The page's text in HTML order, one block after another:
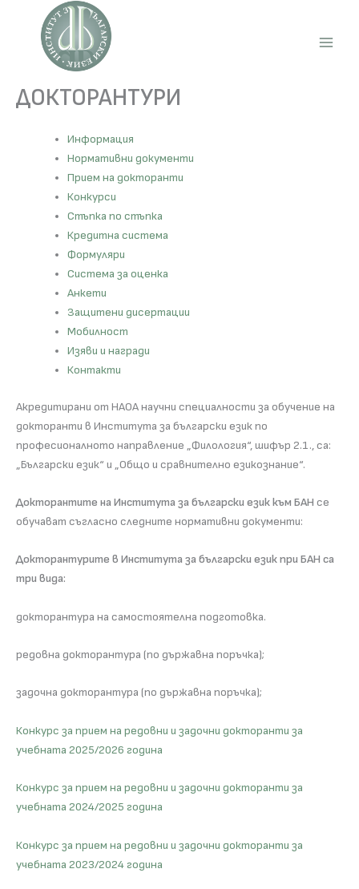
content
ДОКТОРАНТУРИ
Информация
Нормативни документи
Прием на докторанти
Конкурси
Стъпка по стъпка
Кредитна система
Формуляри
Система за оценка
Анкети
Защитени дисертации
Мобилност
Изяви и награди
Контакти
Акредитирани от НАОА научни специалности за обучение на
докторанти в Института за български език по
професионалното направление „Филология“, шифър 2.1., са:
„Български език“ и „Общо и сравнително езикознание“.
Докторантите на Института за български език към БАН се
обучават съгласно следните нормативни документи:
Докторантурите в Института за български език при БАН са
три вида:
докторантура на самостоятелна подготовка.
редовна докторантура (по държавна поръчка);
задочна докторантура (по държавна поръчка);
Конкурс за прием на редовни и задочни докторанти за
учебната 2025/2026 година
Конкурс за прием на редовни и задочни докторанти за
учебната 2024/2025 година
Конкурс за прием на редовни и задочни докторанти за
учебната 2023/2024 година